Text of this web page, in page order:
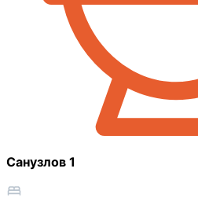
Санузлов 1